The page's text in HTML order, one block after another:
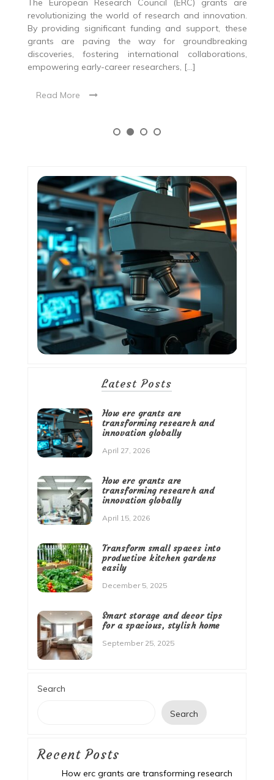
The European Research Council (ERC) grants are
revolutionizing the world of research and innovation.
By providing significant funding and support, these
grants are paving the way for groundbreaking
discoveries, fostering international collaborations,
empowering early-career researchers, […]
Read More
Latest Posts
How erc grants are
transforming research and
innovation globally
April 27, 2026
How erc grants are
transforming research and
innovation globally
April 15, 2026
Transform small spaces into
productive kitchen gardens
easily
December 5, 2025
Smart storage and decor tips
for a spacious, stylish home
September 25, 2025
Search
Search
Recent Posts
How erc grants are transforming research